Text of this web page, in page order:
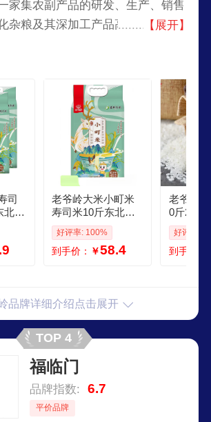
家集农副产品的研发、生产、销售
杂粮及其深加工产品高新技术企
绿色产品认证，并拥有自主进出口
省农业产业化重点龙头企业。企业
”永鹏“被评为”吉林省著名商
牌产品“、该品牌包含杂粮、大米、
列近200余种。
【展开】
司
北吉
小
老爷岭大米小町米
寿司米10斤东北吉
林大米小粒香粳米
秋田小町
好评率: 100%
到手价： ￥58.4
老爷岭
0斤20斤
长粒香
司米真
袋精品
好评率:
到手价：
品牌详细介绍点击展开
TOP 4
福临门
品牌指数: 6.7
平价品牌